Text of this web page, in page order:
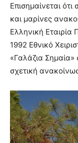
Επισημαίνεται
και μαρίνες
Ελληνική
1992 Εθνικό
«Γαλάζια
σχετική